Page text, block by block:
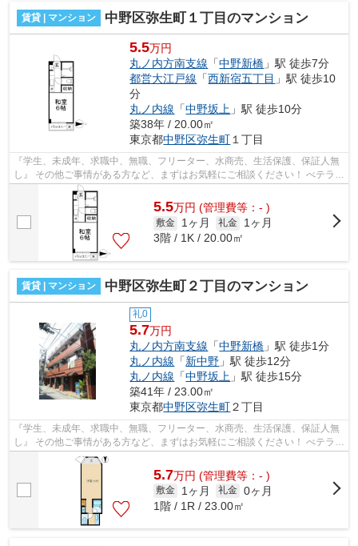
賃貸 | マンション 中野区弥生町１丁目のマンション
5.5万円
丸ノ内方南支線 「中野新橋 」駅 徒歩7分
都営大江戸線 「西新宿五丁目 」駅 徒歩10
分
丸ノ内線 「中野坂上 」駅 徒歩10分
築38年 / 20.00㎡
東京都中野区弥生町 １丁目
『学生、未成年、求職中、無職、フリーター、水商売、生活保護、保証人無
し』 その他ご事情がある方など、まずはお気軽にご相談ください！ べテラン
スタッフが対応致しますのでご希望...
5.5万円 (管理費等：- )
敷金 1ヶ月 礼金
1ヶ月
3階 / 1K / 20.00㎡
賃貸 | マンション 中野区弥生町２丁目のマンション
礼0
5.7万円
丸ノ内方南支線 「中野新橋 」駅 徒歩1分
丸ノ内線 「新中野 」駅 徒歩12分
丸ノ内線 「中野坂上 」駅 徒歩15分
築41年 / 23.00㎡
東京都中野区弥生町２丁目
『学生、未成年、求職中、無職、フリーター、水商売、生活保護、保証人無
し』 その他ご事情がある方など、まずはお気軽にご相談ください！ べテラン
スタッフが対応致しますので必ずご...
5.7万円 (管理費等：- )
敷金 1ヶ月 礼金 0ヶ月
1階 / 1R / 23.00㎡